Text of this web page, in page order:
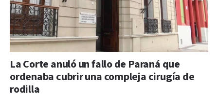
La Corte anuló un fallo de Paraná que
ordenaba cubrir una compleja cirugía de
rodilla